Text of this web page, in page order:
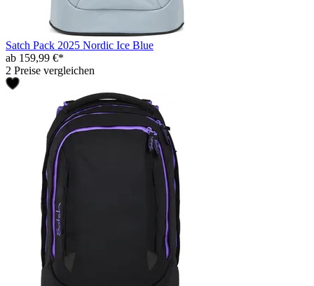
Satch Pack 2025 Nordic Ice Blue
ab 159,99 €*
2 Preise vergleichen